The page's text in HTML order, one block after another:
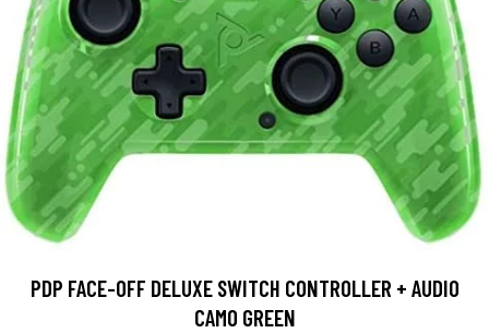
PDP FACE-OFF DELUXE SWITCH CONTROLLER + AUDIO
CAMO GREEN